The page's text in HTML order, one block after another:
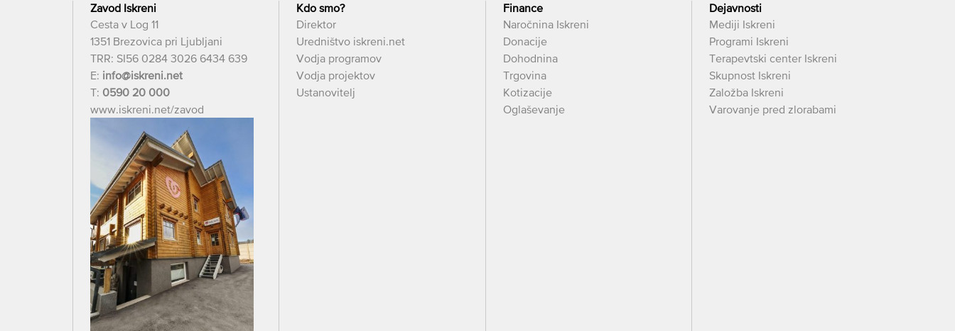
Zavod Iskreni
Cesta v Log 11
1351 Brezovica pri Ljubljani
TRR: SI56 0284 3026 6434 639
E: info@iskreni.net
T: 0590 20 000
www.iskreni.net/zavod
Kdo smo?
Direktor
Uredništvo iskreni.net
Vodja programov
Vodja projektov
Ustanovitelj
Finance
Naročnina Iskreni
Donacije
Dohodnina
Trgovina
Kotizacije
Oglaševanje
Dejavnosti
Mediji Iskreni
Programi Iskreni
Terapevtski center Iskreni
Skupnost Iskreni
Založba Iskreni
Varovanje pred zlorabami